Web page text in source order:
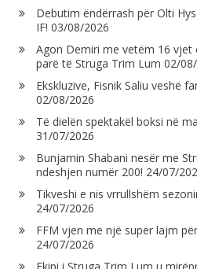
Debutim ëndërrash për Olti
IF! 03/08/2026
Agon Demiri me vetëm 16 vjet
parë të Struga Trim Lum 02/
Ekskluzive, Fisnik Saliu veshë
02/08/2026
Të dielën spektakël boksi në
31/07/2026
Bunjamin Shabani nesër me
ndeshjen numër 200! 24/07/
Tikveshi e nis vrrullshëm
24/07/2026
FFM vjen me një super lajm
24/07/2026
Ekipi i Struga Trim Lum u